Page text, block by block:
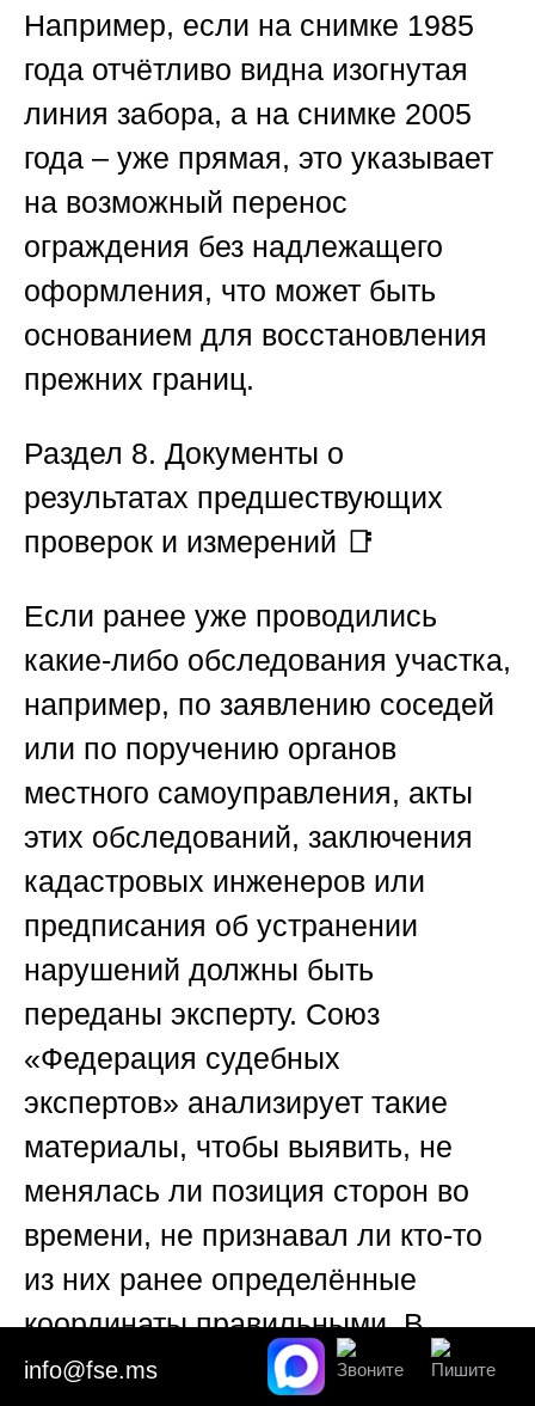
Например, если на снимке 1985
года отчётливо видна изогнутая
линия забора, а на снимке 2005
года – уже прямая, это указывает
на возможный перенос
ограждения без надлежащего
оформления, что может быть
основанием для восстановления
прежних границ.
Раздел 8. Документы о
результатах предшествующих
проверок и измерений 📑
Если ранее уже проводились
какие-либо обследования участка,
например, по заявлению соседей
или по поручению органов
местного самоуправления, акты
этих обследований, заключения
кадастровых инженеров или
предписания об устранении
нарушений должны быть
переданы эксперту. Союз
«Федерация судебных
экспертов» анализирует такие
материалы, чтобы выявить, не
менялась ли позиция сторон во
времени, не признавал ли кто-то
из них ранее определённые
координаты правильными. В
некоторых случаях предыдущие
info@fse.ms